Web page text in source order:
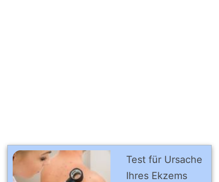
Test für Ursache
Ihres Ek­zems